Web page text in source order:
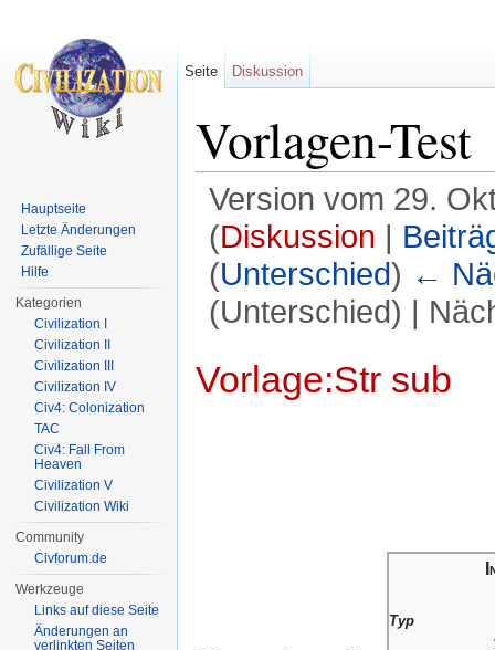
Vorlagen-Test
Version vom 29.
(Diskussion |
(Unterschied) ←
(Unterschied) |
Vorlage:Str sub
Typ
Seite Diskussion
Hauptseite
Letzte Änderungen
Zufällige Seite
Hilfe
Kategorien
Civilization I
Civilization II
Civilization III
Civilization IV
Civ4: Colonization
TAC
Civ4: Fall From
Heaven
Civilization V
Civilization Wiki
Community
Civforum.de
Werkzeuge
Links auf diese Seite
Änderungen an
verlinkten Seiten